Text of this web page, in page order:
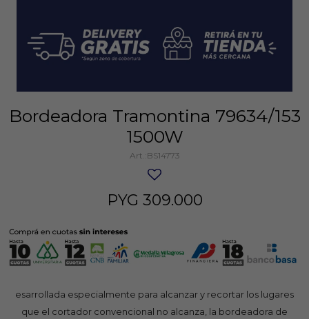
Bordeadora Tramontina 79634/153
1500W
BS14773
PYG 309.000
esarrollada especialmente para alcanzar y recortar los lugares
que el cortador convencional no alcanza, la bordeadora de